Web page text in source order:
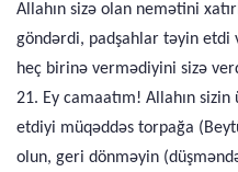
Allahın sizə olan nemətini
göndərdi, padşahlar təyin etdi
heç birinə vermədiyini sizə
21. Ey camaatım! Allahın
etdiyi müqəddəs torpağa
olun, geri dönməyin